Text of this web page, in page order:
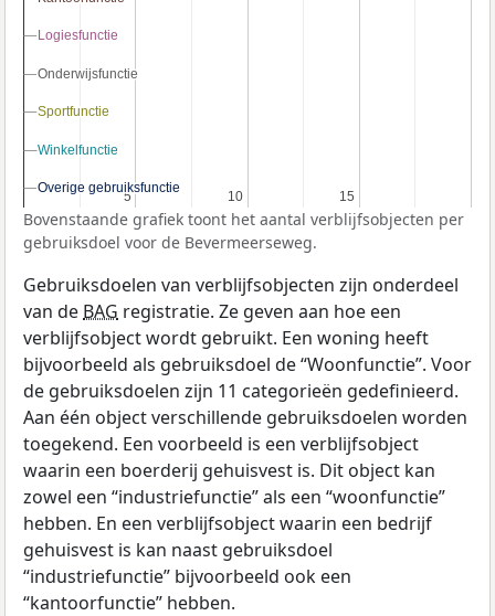
5
5 10
10 15
15
Logiesfunctie
Logiesfunctie
Onderwijsfunctie
Onderwijsfunctie
Sportfunctie
Sportfunctie
Winkelfunctie
Winkelfunctie
Overige gebruiksfunctie
Overige gebruiksfunctie
Bovenstaande grafiek toont het aantal verblijfsobjecten per
gebruiksdoel voor de Bevermeerseweg.
Gebruiksdoelen van verblijfsobjecten zijn onderdeel
van de BAG registratie. Ze geven aan hoe een
verblijfsobject wordt gebruikt. Een woning heeft
bijvoorbeeld als gebruiksdoel de “Woonfunctie”. Voor
de gebruiksdoelen zijn 11 categorieën gedefinieerd.
Aan één object verschillende gebruiksdoelen worden
toegekend. Een voorbeeld is een verblijfsobject
waarin een boerderij gehuisvest is. Dit object kan
zowel een “industriefunctie” als een “woonfunctie”
hebben. En een verblijfsobject waarin een bedrijf
gehuisvest is kan naast gebruiksdoel
“industriefunctie” bijvoorbeeld ook een
“kantoorfunctie” hebben.